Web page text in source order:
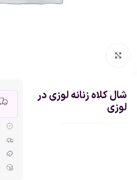
بزرگنمایی تصویر
شال کلاه زنانه لوزی در
لوزی